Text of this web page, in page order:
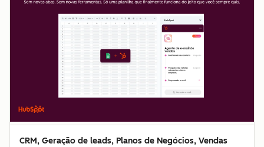
CRM, Geração de leads, Planos de Negócios, Vendas